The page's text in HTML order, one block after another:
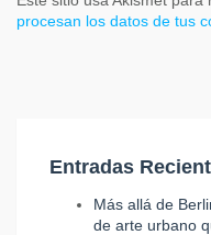
procesan los datos de tus
Entradas
Más allá de
de arte urbano